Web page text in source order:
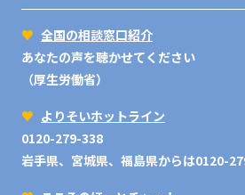
♥ 全国の相談窓口紹介
あなたの声を聴かせてください
（厚生労働省）
♥ よりそいホットライン
0120-279-338
岩手県、宮城県、福島県からは0120-